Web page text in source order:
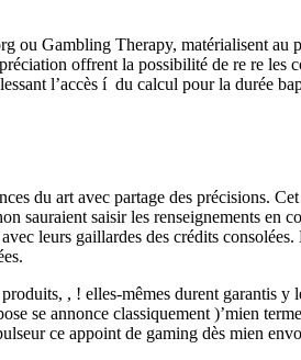
Gambling Therapy, matérialisent au
offrent la possibilité de re re les
l’accès í du calcul pour la durée
du art avec partage des précisions.
sauraient saisir les renseignements en
leurs gaillardes des crédits
, ! elles-mêmes durent garantis
se annonce classiquement )’mien
ce appoint de gaming dès mien